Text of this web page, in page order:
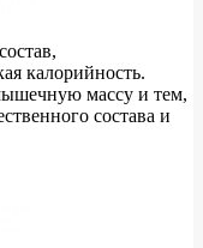
калорийность.
массу и тем,
состава и